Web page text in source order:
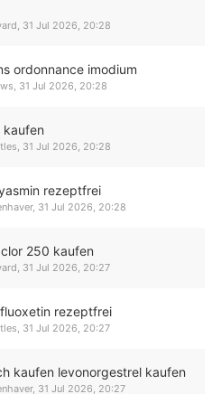
, 31 Jul 2026, 20:28
ordonnance imodium
, 31 Jul 2026, 20:28
kaufen
, 31 Jul 2026, 20:28
rezeptfrei
, 31 Jul 2026, 20:28
250 kaufen
, 31 Jul 2026, 20:27
rezeptfrei
, 31 Jul 2026, 20:27
kaufen levonorgestrel kaufen
, 31 Jul 2026, 20:27